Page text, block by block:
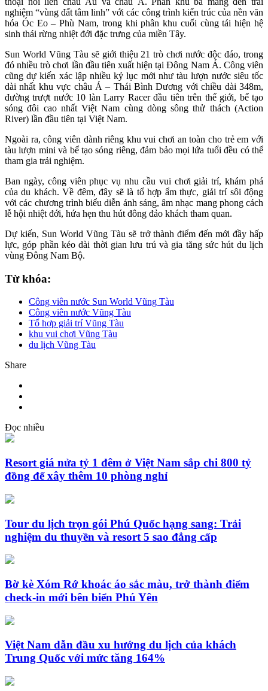
nghiệm “vùng đất tâm linh” với các công trình kiến trúc của nền văn
hóa Óc Eo – Phù Nam, trong khi phân khu cuối cùng tái hiện hệ
sinh thái rừng nhiệt đới đặc trưng của miền Tây.
Sun World Vũng Tàu sẽ giới thiệu 21 trò chơi nước độc đáo, trong
đó nhiều trò chơi lần đầu tiên xuất hiện tại Đông Nam Á. Công viên
cũng dự kiến xác lập nhiều kỷ lục mới như tàu lượn nước siêu tốc
dài nhất khu vực châu Á – Thái Bình Dương với chiều dài 348m,
đường trượt nước 10 làn Larry Racer đầu tiên trên thế giới, bể tạo
sóng đôi cao nhất Việt Nam cùng dòng sông thử thách (Action
River) lần đầu tiên tại Việt Nam.
Ngoài ra, công viên dành riêng khu vui chơi an toàn cho trẻ em với
tàu lượn mini và bể tạo sóng riêng, đảm bảo mọi lứa tuổi đều có thể
tham gia trải nghiệm.
Ban ngày, công viên phục vụ nhu cầu vui chơi giải trí, khám phá
của du khách. Về đêm, đây sẽ là tổ hợp ẩm thực, giải trí sôi động
với các chương trình biểu diễn ánh sáng, âm nhạc mang phong cách
lễ hội nhiệt đới, hứa hẹn thu hút đông đảo khách tham quan.
Dự kiến, Sun World Vũng Tàu sẽ trở thành điểm đến mới đầy hấp
lực, góp phần kéo dài thời gian lưu trú và gia tăng sức hút du lịch
vùng Đông Nam Bộ.
Từ khóa:
Công viên nước Sun World Vũng Tàu
Công viên nước Vũng Tàu
Tổ hợp giải trí Vũng Tàu
khu vui chơi Vũng Tàu
du lịch Vũng Tàu
Share
Đọc nhiều
Resort giá nửa tỷ 1 đêm ở Việt Nam sắp chi 800 tỷ
đồng để xây thêm 10 phòng nghỉ
Tour du lịch trọn gói Phú Quốc hạng sang: Trải
nghiệm du thuyền và resort 5 sao đẳng cấp
Bờ kè Xóm Rớ khoác áo sắc màu, trở thành điểm
check-in mới bên biển Phú Yên
Việt Nam dẫn đầu xu hướng du lịch của khách
Trung Quốc với mức tăng 164%